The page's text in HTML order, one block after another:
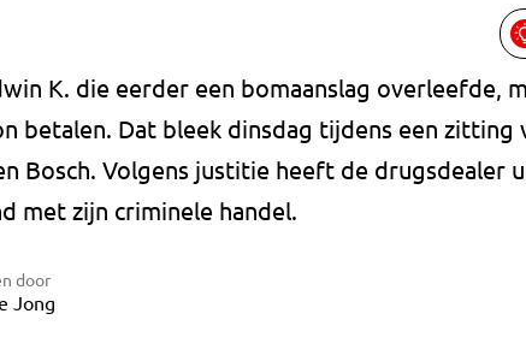
K. die eerder een bomaanslag overleefde,
betalen. Dat bleek dinsdag tijdens een zitting
Bosch. Volgens justitie heeft de drugsdealer
met zijn criminele handel.
door
Jong